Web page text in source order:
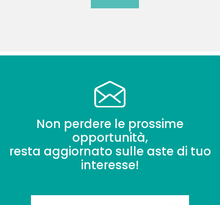
Non perdere le prossime
opportunità,
resta aggiornato sulle aste di tuo
interesse!